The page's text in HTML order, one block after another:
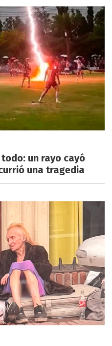
un rayo cayó
una tragedia